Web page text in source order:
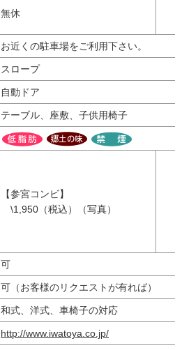
無休
お近くの駐車場をご利用下さい。
スロープ
自動ドア
テーブル、座敷、子供用椅子
【参宮コンビ】
\1,950（税込）（写真）
可
可（お客様のリクエストが有れば）
和式、洋式、車椅子の対応
http://www.iwatoya.co.jp/